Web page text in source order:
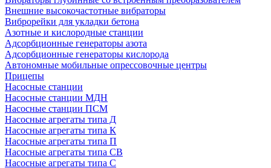
Внешние высокочастотные вибраторы
Виброрейки для укладки бетона
Азотные и кислородные станции
Адсорбционные генераторы азота
Адсорбционные генераторы кислорода
Автономные мобильные опрессовочные центры
Прицепы
Насосные станции
Насосные станции МДН
Насосные станции ПСМ
Насосные агрегаты типа Д
Насосные агрегаты типа К
Насосные агрегаты типа П
Насосные агрегаты типа СВ
Насосные агрегаты типа С